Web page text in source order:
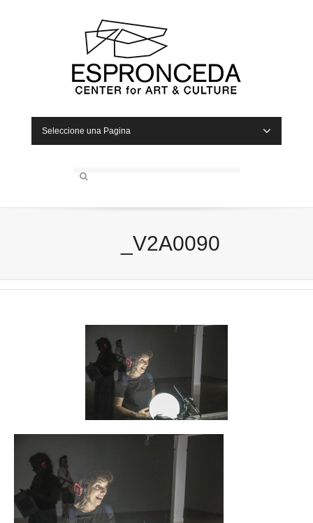
Seleccione una Pagina
_V2A0090